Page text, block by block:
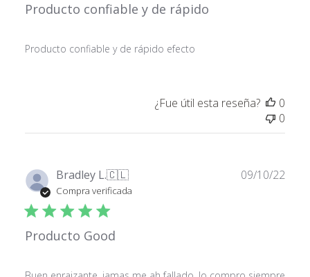
Producto confiable y de rápido
Producto confiable y de rápido efecto
¿Fue útil esta reseña?
0
0
Bradley L.🇨🇱
Compra verificada
Producto Good
09/10/22